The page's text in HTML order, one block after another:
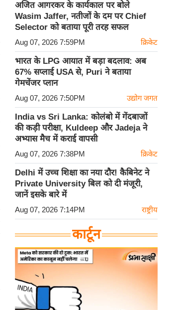
अजित आगरकर के कार्यकाल पर बोले
Wasim Jaffer, नतीजों के दम पर Chief
Selector को बताया पूरी तरह सफल
Aug 07, 2026 7:59PM क्रिकेट
भारत के LPG आयात में बड़ा बदलाव: अब
67% सप्लाई USA से, Puri ने बताया
गेमचेंजर प्लान
Aug 07, 2026 7:50PM उद्योग जगत
India vs Sri Lanka: कोलंबो में गेंदबाजों
की कड़ी परीक्षा, Kuldeep और Jadeja ने
अभ्यास मैच में कराई वापसी
Aug 07, 2026 7:38PM क्रिकेट
Delhi में उच्च शिक्षा का नया दौर! कैबिनेट ने
Private University बिल को दी मंजूरी,
जानें इसके बारे में
Aug 07, 2026 7:14PM राष्ट्रीय
कार्टून